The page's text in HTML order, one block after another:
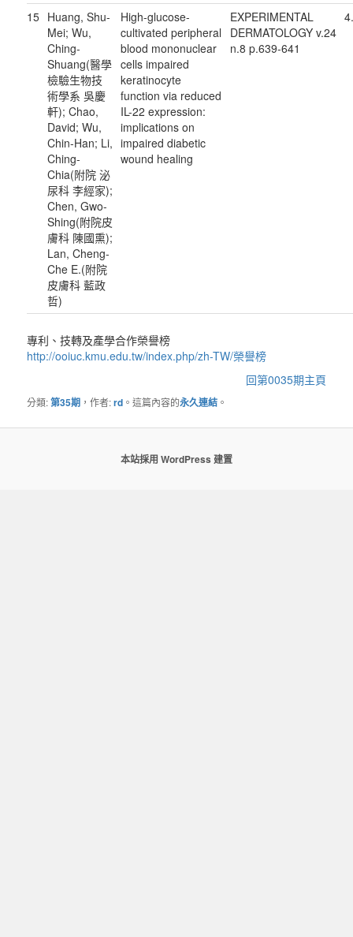
15 Huang, Shu-
Mei; Wu,
Ching-
Shuang(醫學
檢驗生物技
術學系 吳慶
軒); Chao,
David; Wu,
Chin-Han; Li,
Ching-
Chia(附院 泌
尿科 李經家);
Chen, Gwo-
Shing(附院皮
膚科 陳國熏);
Lan, Cheng-
Che E.(附院
皮膚科 藍政
哲)
High-glucose-
cultivated peripheral
blood mononuclear
cells impaired
keratinocyte
function via reduced
IL-22 expression:
implications on
impaired diabetic
wound healing
EXPERIMENTAL
DERMATOLOGY v.24
n.8 p.639-641
專利、技轉及產學合作榮譽榜
http://ooiuc.kmu.edu.tw/index.php/zh-TW/榮譽榜
回第0035期主頁
分類:第35期 ，作者:rd 。這篇內容的永久連結 。
本站採用 WordPress 建置